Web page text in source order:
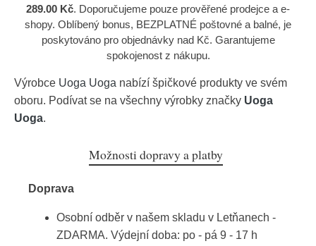
289.00 Kč. Doporučujeme pouze prověřené prodejce a e-
shopy. Oblíbený bonus, BEZPLATNÉ poštovné a balné, je
poskytováno pro objednávky nad Kč. Garantujeme
spokojenost z nákupu.
Výrobce Uoga Uoga nabízí špičkové produkty ve svém
oboru. Podívat se na všechny výrobky značky Uoga
Uoga.
Možnosti dopravy a platby
Doprava
Osobní odběr v našem skladu v Letňanech -
ZDARMA. Výdejní doba: po - pá 9 - 17 h